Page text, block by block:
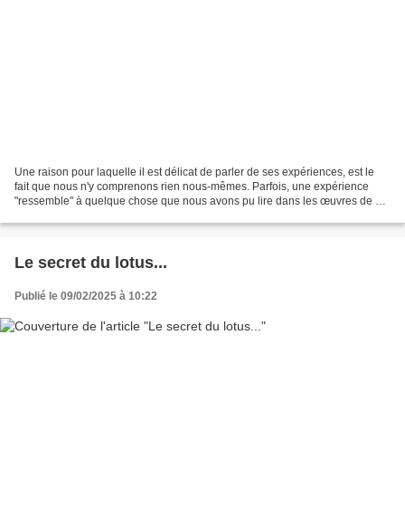
Une raison pour laquelle il est délicat de parler de ses expériences, est le
fait que nous n'y comprenons rien nous-mêmes. Parfois, une expérience
"ressemble" à quelque chose que nous avons pu lire dans les œuvres de Sri
Le secret du lotus...
Publié le 09/02/2025 à 10:22